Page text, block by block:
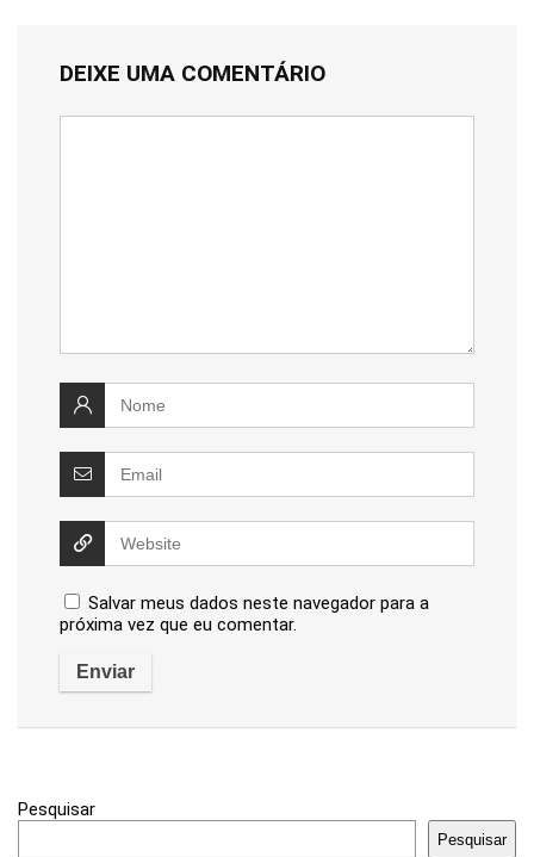
DEIXE UMA COMENTÁRIO
Salvar meus dados neste navegador para a
próxima vez que eu comentar.
Pesquisar
Pesquisar